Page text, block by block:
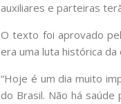
auxiliares e parteiras
O texto foi aprovado
era uma luta histórica
“Hoje é um dia muito
do Brasil. Não há saúde